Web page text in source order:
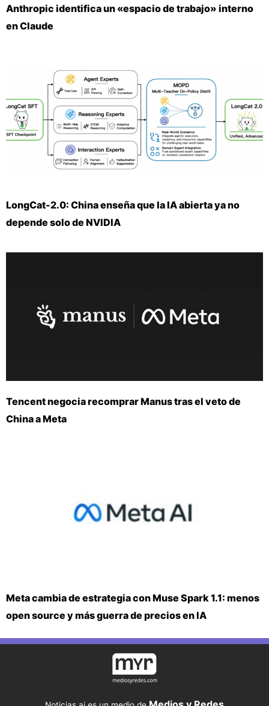
Anthropic identifica un «espacio de trabajo» interno
en Claude
LongCat-2.0: China enseña que la IA abierta ya no
depende solo de NVIDIA
Tencent negocia recomprar Manus tras el veto de
China a Meta
Meta cambia de estrategia con Muse Spark 1.1: menos
open source y más guerra de precios en IA